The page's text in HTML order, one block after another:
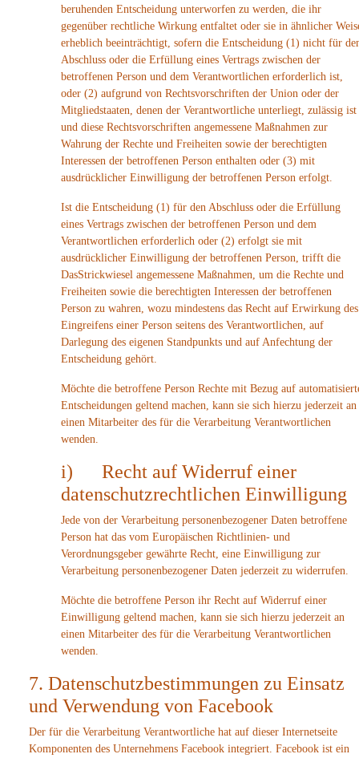
beruhenden Entscheidung unterworfen zu werden, die ihr
gegenüber rechtliche Wirkung entfaltet oder sie in ähnlicher
erheblich beeinträchtigt, sofern die Entscheidung (1) nicht für
Abschluss oder die Erfüllung eines Vertrags zwischen der
betroffenen Person und dem Verantwortlichen erforderlich ist,
oder (2) aufgrund von Rechtsvorschriften der Union oder der
Mitgliedstaaten, denen der Verantwortliche unterliegt, zulässig ist
und diese Rechtsvorschriften angemessene Maßnahmen zur
Wahrung der Rechte und Freiheiten sowie der berechtigten
Interessen der betroffenen Person enthalten oder (3) mit
ausdrücklicher Einwilligung der betroffenen Person erfolgt.
Ist die Entscheidung (1) für den Abschluss oder die Erfüllung
eines Vertrags zwischen der betroffenen Person und dem
Verantwortlichen erforderlich oder (2) erfolgt sie mit
ausdrücklicher Einwilligung der betroffenen Person, trifft die
DasStrickwiesel angemessene Maßnahmen, um die Rechte und
Freiheiten sowie die berechtigten Interessen der betroffenen
Person zu wahren, wozu mindestens das Recht auf Erwirkung des
Eingreifens einer Person seitens des Verantwortlichen, auf
Darlegung des eigenen Standpunkts und auf Anfechtung der
Entscheidung gehört.
Möchte die betroffene Person Rechte mit Bezug auf
Entscheidungen geltend machen, kann sie sich hierzu jederzeit an
einen Mitarbeiter des für die Verarbeitung Verantwortlichen
wenden.
i) Recht auf Widerruf einer
datenschutzrechtlichen Einwilligung
Jede von der Verarbeitung personenbezogener Daten betroffene
Person hat das vom Europäischen Richtlinien- und
Verordnungsgeber gewährte Recht, eine Einwilligung zur
Verarbeitung personenbezogener Daten jederzeit zu widerrufen.
Möchte die betroffene Person ihr Recht auf Widerruf einer
Einwilligung geltend machen, kann sie sich hierzu jederzeit an
einen Mitarbeiter des für die Verarbeitung Verantwortlichen
wenden.
7. Datenschutzbestimmungen zu Einsatz
und Verwendung von Facebook
Der für die Verarbeitung Verantwortliche hat auf dieser Internetseite
Komponenten des Unternehmens Facebook integriert. Facebook ist ein